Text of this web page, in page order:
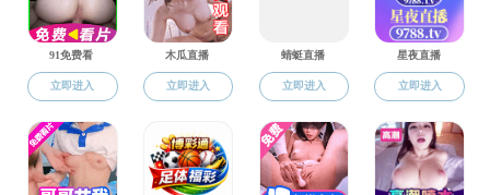
本科教育
本科生招生
通知公告
专业介绍
专业建设
工程认证
工程教育认证标